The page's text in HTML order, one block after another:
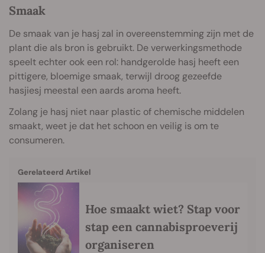
Smaak
De smaak van je hasj zal in overeenstemming zijn met de
plant die als bron is gebruikt. De verwerkingsmethode
speelt echter ook een rol: handgerolde hasj heeft een
pittigere, bloemige smaak, terwijl droog gezeefde
hasjiesj meestal een aards aroma heeft.
Zolang je hasj niet naar plastic of chemische middelen
smaakt, weet je dat het schoon en veilig is om te
consumeren.
Gerelateerd Artikel
Hoe smaakt wiet? Stap voor
stap een cannabisproeverij
organiseren